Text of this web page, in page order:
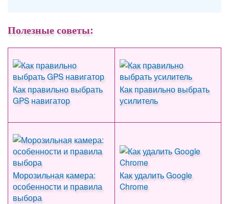
Полезные советы:
Как правильно выбрать
GPS навигатор
Как правильно выбрать
усилитель
Морозильная камера:
особенности и правила
выбора
Как удалить Google
Chrome